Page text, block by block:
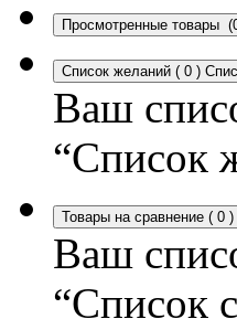
Просмотренные товары
Список желаний ( 0 )
Ваш
“Список
Товары на сравнение ( 0 )
Ваш
“Список